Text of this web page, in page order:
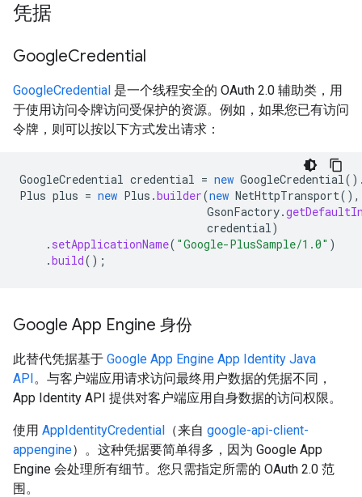
凭据
GoogleCredential
GoogleCredential 是一个线程安全的 OAuth 2.0 辅助类，用
于使用访问令牌访问受保护的资源。例如，如果您已有访问
令牌，则可以按以下方式发出请求：
GoogleCredential credential = new GoogleCredential
Plus plus = new Plus .builder(new NetHttpTransport(),
GsonFactory.
credential)
. setApplicationName( "Google-PlusSample/1.0" )
.build();
Google App Engine 身份
此替代凭据基于 Google App Engine App Identity Java
API。与客户端应用请求访问最终用户数据的凭据不同，
App Identity API 提供对客户端应用自身数据的访问权限。
使用 AppIdentityCredential （来自 google-api-client-
appengine）。这种凭据要简单得多，因为 Google App
Engine 会处理所有细节。您只需指定所需的 OAuth 2.0 范
围。